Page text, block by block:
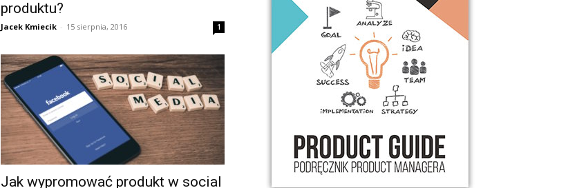
produktu?
Jacek Kmiecik - 15 sierpnia, 2016 1
Jak wypromować produkt w social